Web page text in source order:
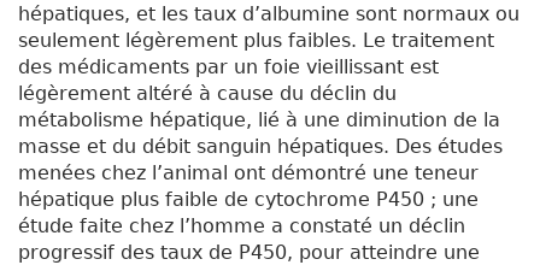
hépatiques, et les taux d’albumine sont normaux ou
seulement légèrement plus faibles. Le traitement
des médicaments par un foie vieillissant est
légèrement altéré à cause du déclin du
métabolisme hépatique, lié à une diminution de la
masse et du débit sanguin hépatiques. Des études
menées chez l’animal ont démontré une teneur
hépatique plus faible de cytochrome P450 ; une
étude faite chez l’homme a constaté un déclin
progressif des taux de P450, pour atteindre une